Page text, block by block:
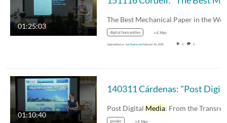
01:25:03
digital humanities +4 Mer
Uppladdad av Jon Svenssonfebruari 4e, 2020 5 0
01:10:40
Post Digital Media: From the Transreal
gender +4 Mer